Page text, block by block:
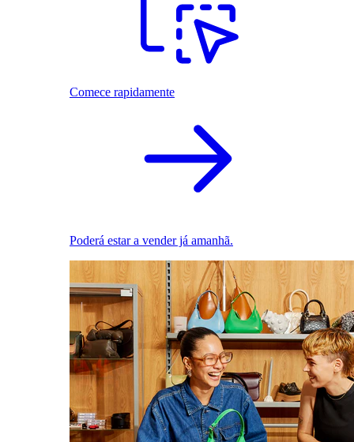
Comece rapidamente
Poderá estar a vender já amanhã.